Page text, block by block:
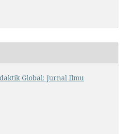
Global: Jurnal Ilmu